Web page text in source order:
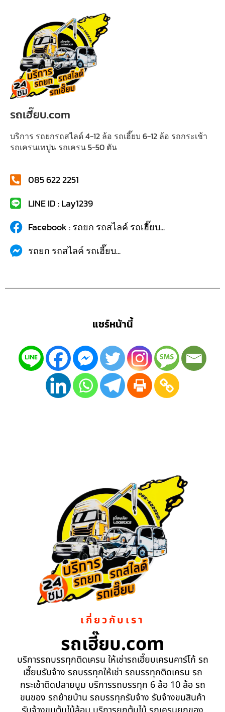
รถเฮี๊ยบ.com
บริการ รถยกรถสไลด์ 4-12 ล้อ รถเฮี๊ยบ 6-12 ล้อ รถกระเช้า
รถเครนเทปูน รถเครน 5-50 ตัน
085 622 2251
LINE ID : Lay1239
Facebook : รถยก รถสไลค์ รถเฮี๊ยบ...
รถยก รถสไลค์ รถเฮี๊ยบ...
แชร์หน้านี้
เกี่ยวกับเรา
รถเฮี๊ยบ.com
บริการรถบรรทุกติดเครน ให้เช่ารถเฮี๊ยบเครนคาร์โก้ รถ
เฮี๊ยบรับจ้าง รถบรรทุกให้เช่า รถบรรทุกติดเครน รถ
กระเช้าติดปลายบูม บริการรถบรรทุก 6 ล้อ 10 ล้อ รถ
ขนของ รถย้ายบ้าน รถบรรทุกรับจ้าง รับจ้างขนสินค้า